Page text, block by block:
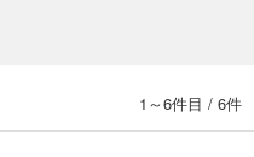
1～6件目 / 6件